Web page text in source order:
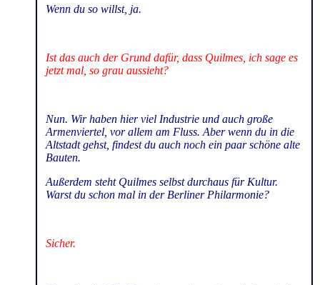
Wenn du so willst, ja.
Ist das auch der Grund dafür, dass Quilmes, ich sage es
jetzt mal, so grau aussieht?
Nun. Wir haben hier viel Industrie und auch große
Armenviertel, vor allem am Fluss. Aber wenn du in die
Altstadt gehst, findest du auch noch ein paar schöne alte
Bauten.
Außerdem steht Quilmes selbst durchaus für Kultur.
Warst du schon mal in der Berliner Philarmonie?
Sicher.